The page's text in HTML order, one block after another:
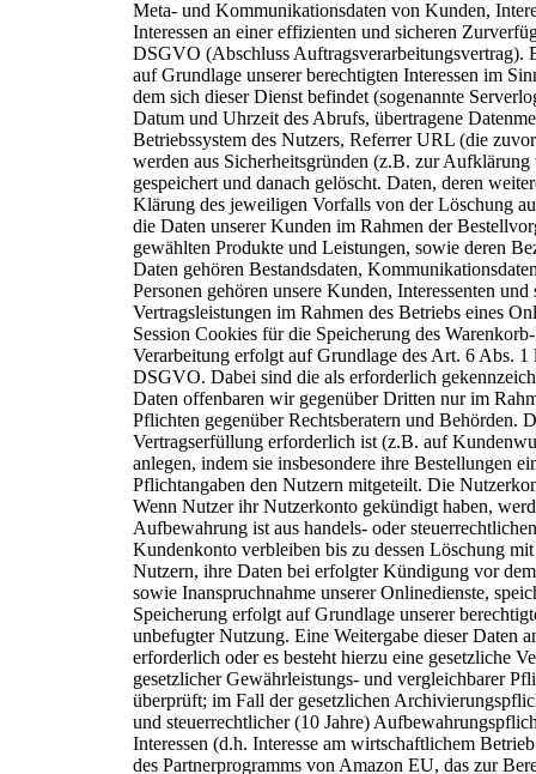
Meta- und Kommunikationsdaten von Kunden,
Interessen an einer effizienten und sicheren
DSGVO (Abschluss Auftragsverarbeitungsvertrag).
auf Grundlage unserer berechtigten Interessen im
dem sich dieser Dienst befindet (sogenannte
Datum und Uhrzeit des Abrufs, übertragene
Betriebssystem des Nutzers, Referrer URL (die
werden aus Sicherheitsgründen (z.B. zur
gespeichert und danach gelöscht. Daten, deren
Klärung des jeweiligen Vorfalls von der Löschung
die Daten unserer Kunden im Rahmen der
gewählten Produkte und Leistungen, sowie deren
Daten gehören Bestandsdaten,
Personen gehören unsere Kunden, Interessenten
Vertragsleistungen im Rahmen des Betriebs eines
Session Cookies für die Speicherung des
Verarbeitung erfolgt auf Grundlage des Art. 6 Abs.
DSGVO. Dabei sind die als erforderlich
Daten offenbaren wir gegenüber Dritten nur im
Pflichten gegenüber Rechtsberatern und Behörden.
Vertragserfüllung erforderlich ist (z.B. auf
anlegen, indem sie insbesondere ihre Bestellungen
Pflichtangaben den Nutzern mitgeteilt. Die
Wenn Nutzer ihr Nutzerkonto gekündigt haben,
Aufbewahrung ist aus handels- oder
Kundenkonto verbleiben bis zu dessen Löschung
Nutzern, ihre Daten bei erfolgter Kündigung vor
sowie Inanspruchnahme unserer Onlinedienste,
Speicherung erfolgt auf Grundlage unserer
unbefugter Nutzung. Eine Weitergabe dieser Daten
erforderlich oder es besteht hierzu eine gesetzliche
gesetzlicher Gewährleistungs- und vergleichbarer
überprüft; im Fall der gesetzlichen
und steuerrechtlicher (10 Jahre)
Interessen (d.h. Interesse am wirtschaftlichem
des Partnerprogramms von Amazon EU, das zur